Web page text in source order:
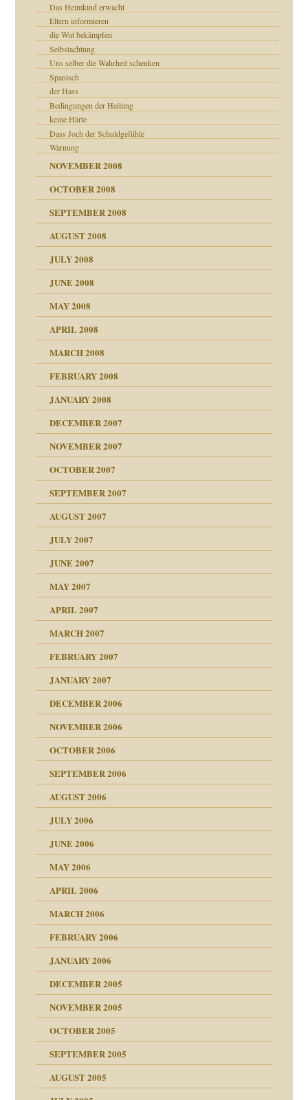
Das Heimkind erwacht
Eltern informieren
die Wut bekämpfen
Selbstachtung
Uns selber die Wahrheit schenken
Spanisch
der Hass
Bedingungen der Heilung
keine Härte
Dass Joch der Schuldgefühle
Warnung
NOVEMBER 2008
OCTOBER 2008
SEPTEMBER 2008
AUGUST 2008
JULY 2008
Juni 2008
JUNE 2008
und Staat
MAY 2008
APRIL 2008
MARCH 2008
FEBRUARY 2008
in meiner
JANUARY 2008
DECEMBER 2007
NOVEMBER 2007
voller Absicht!"
OCTOBER 2007
SEPTEMBER 2007
AUGUST 2007
JULY 2007
JUNE 2007
MAY 2007
APRIL 2007
MARCH 2007
FEBRUARY 2007
JANUARY 2007
DECEMBER 2006
NOVEMBER 2006
OCTOBER 2006
SEPTEMBER 2006
AUGUST 2006
JULY 2006
JUNE 2006
MAY 2006
APRIL 2006
MARCH 2006
FEBRUARY 2006
JANUARY 2006
DECEMBER 2005
NOVEMBER 2005
OCTOBER 2005
SEPTEMBER 2005
AUGUST 2005